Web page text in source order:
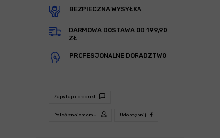
BEZPIECZNA WYSYŁKA
DARMOWA DOSTAWA OD 199,90
ZŁ
PROFESJONALNE DORADZTWO
Zapytaj o produkt
Poleć znajomemu Udostępnij